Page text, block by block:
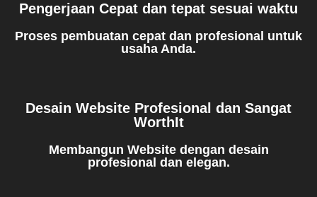
Pengerjaan Cepat dan tepat sesuai waktu
Proses pembuatan cepat dan profesional untuk
usaha Anda.
Desain Website Profesional dan Sangat
WorthIt
Membangun Website dengan desain
profesional dan elegan.